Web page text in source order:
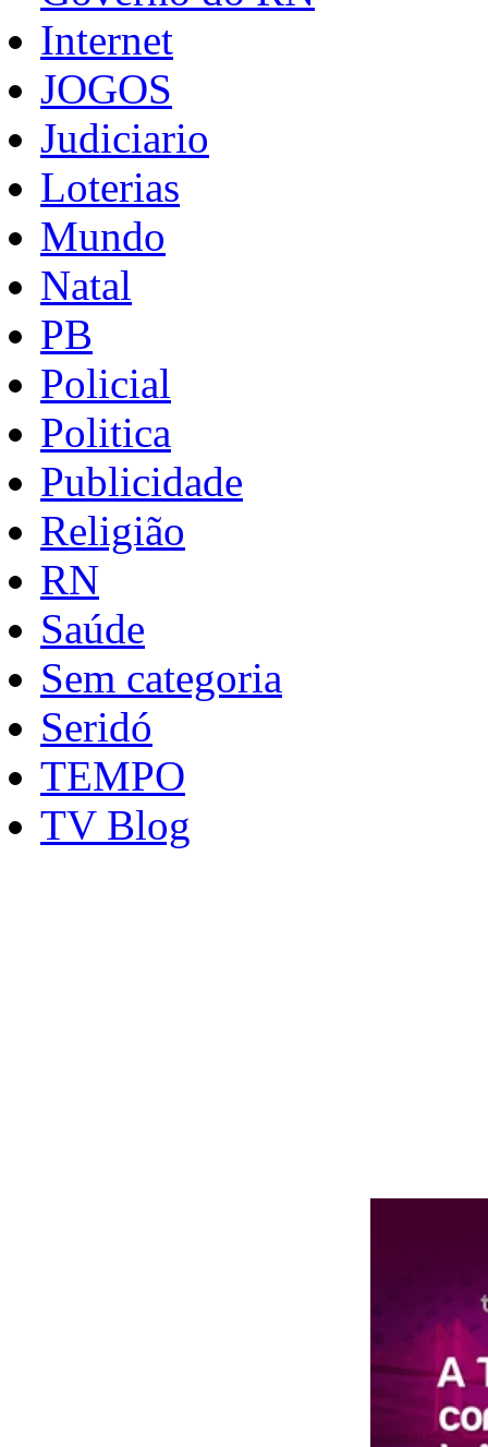
Internet
JOGOS
Judiciario
Loterias
Mundo
Natal
PB
Policial
Politica
Publicidade
Religião
RN
Saúde
Sem categoria
Seridó
TEMPO
TV Blog